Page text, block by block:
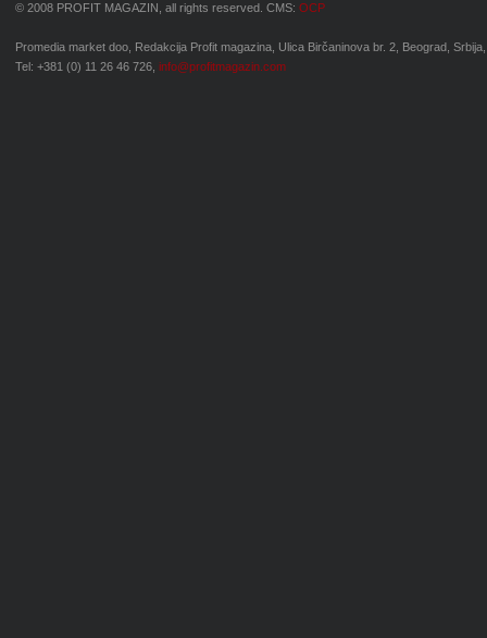
© 2008 PROFIT MAGAZIN, all rights reserved. CMS: OCP
Promedia market doo, Redakcija Profit magazina, Ulica Birčaninova br. 2, Beograd, Srbija,
Tel: +381 (0) 11 26 46 726, info@profitmagazin.com